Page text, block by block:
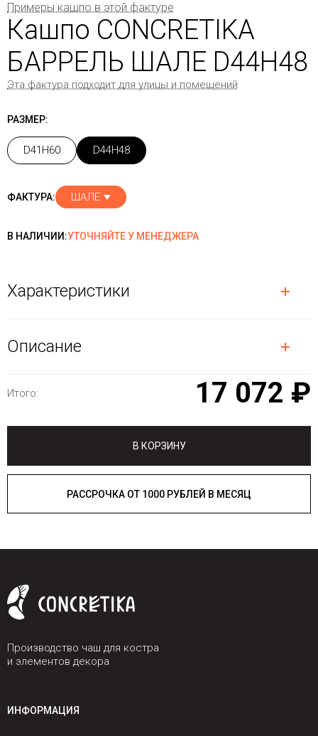
Примеры кашпо в этой фактуре
Кашпо CONCRETIKA
БАРРЕЛЬ ШАЛЕ D44H48
Эта фактура подходит для улицы и помещений
РАЗМЕР:
D41H60 D44H48
ФАКТУРА: ШАЛЕ
В НАЛИЧИИ:УТОЧНЯЙТЕ У МЕНЕДЖЕРА
Характеристики
Описание
Итого: 17 072 ₽
В КОРЗИНУ
РАССРОЧКА ОТ 1000 РУБЛЕЙ В МЕСЯЦ
Производство чаш для костра
и элементов декора
ИНФОРМАЦИЯ